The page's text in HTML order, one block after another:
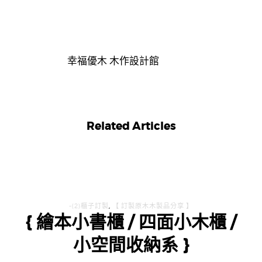
幸福優木 木作設計館
Related Articles
-(2)櫃子訂製, 【 訂製原木木製品分享 】
{ 繪本小書櫃 / 四面小木櫃 /
小空間收納系 }